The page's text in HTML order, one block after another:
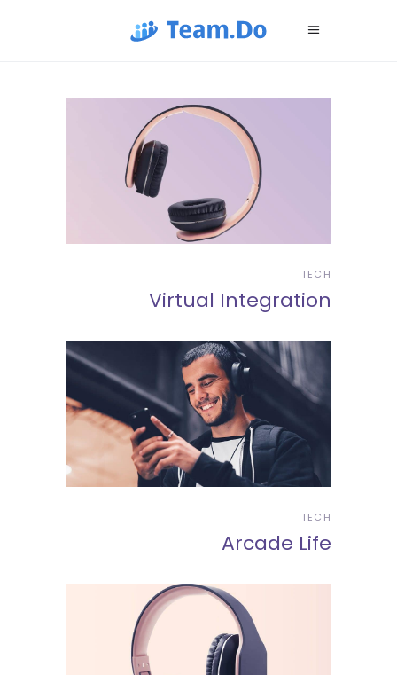
TECH
Virtual Integration
TECH
Arcade Life